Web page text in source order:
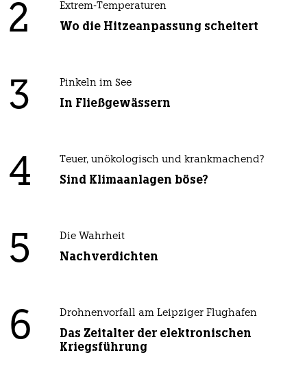
2 Extrem-Temperaturen
Wo die Hitzeanpassung scheitert
3 Pinkeln im See
In Fließgewässern
4 Teuer, unökologisch und krankmachend?
Sind Klimaanlagen böse?
5 Die Wahrheit
Nachverdichten
6 Drohnenvorfall am Leipziger Flughafen
Das Zeitalter der elektronischen
Kriegsführung